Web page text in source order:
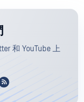
和 YouTube 上